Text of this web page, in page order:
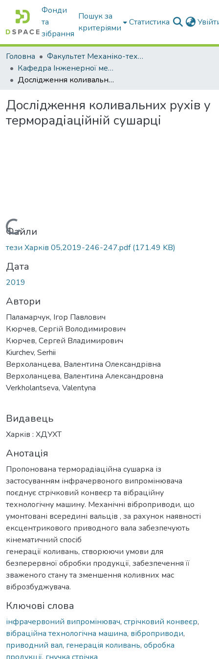
Фонди
та
зібрання
Пошук за
критеріями
Статистика
Головна
Факультет Механіко-технологічний
Кафедра Інженерної механіки та комп'ютерного проектування
Дослідження коливальних рухів у терморадіаційній сушарці
Дослідження коливальних рухів у
терморадіаційній сушарці
Вантажиться...
Файли
тези Харків 05,2019-246-247.pdf(171.49 KB)
Дата
2019
Автори
Паламарчук, Ігор Павлович
Кюрчев, Сергій Володимирович
Кюрчев, Сергей Владимирович
Kiurchеv, Serhii
Верхоланцева, Валентина Олександрівна
Верхоланцева, Валентина Александровна
Verkholantseva, Valentyna
Видавець
Харків : ХДУХТ
Анотація
Пропонована терморадіаційна сушарка із
застосуванням інфрачервоного випромінювача
поєднує стрічковий конвеєр та вібраційну
технологічну машину. Механічні віброприводи, що
умонтовані всередині вальців , за рахунок наявності
ексцентрикового приводного вала забезпечують
кінематичний спосіб
генерації коливань, створюючи умови для
безперервної обробки продукції, забезпечення її
зваженого стану та зменшення коливних мас
віброзбуджувача.
Ключові слова
інфрачервоний випромінювач, стрічковий конвеєр,
вібраційна технологічна машина, віброприводи,
приводний вал, генерація коливань, обробка